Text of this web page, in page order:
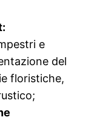
e
del
floristiche,